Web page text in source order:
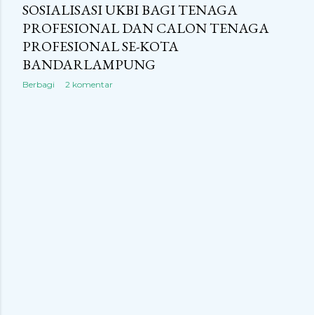
SOSIALISASI UKBI BAGI TENAGA
PROFESIONAL DAN CALON TENAGA
PROFESIONAL SE-KOTA
BANDARLAMPUNG
Berbagi 2 komentar